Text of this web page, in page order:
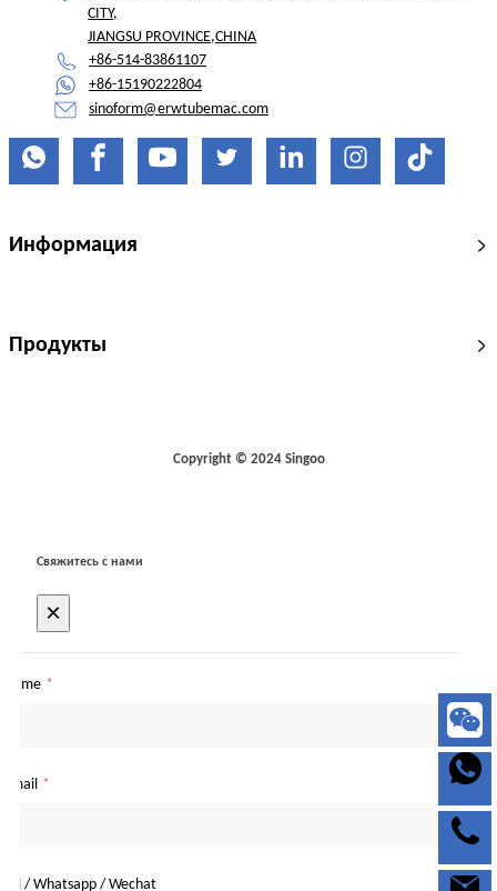
CITY,
JIANGSU PROVINCE,CHINA
+86-514-83861107
+86-15190222804
sinoform@erwtubemac.com
Информация
Продукты
Copyright © 2024 Singoo
Свяжитесь с нами
×
Name *
Email *
Tel / Whatsapp / Wechat